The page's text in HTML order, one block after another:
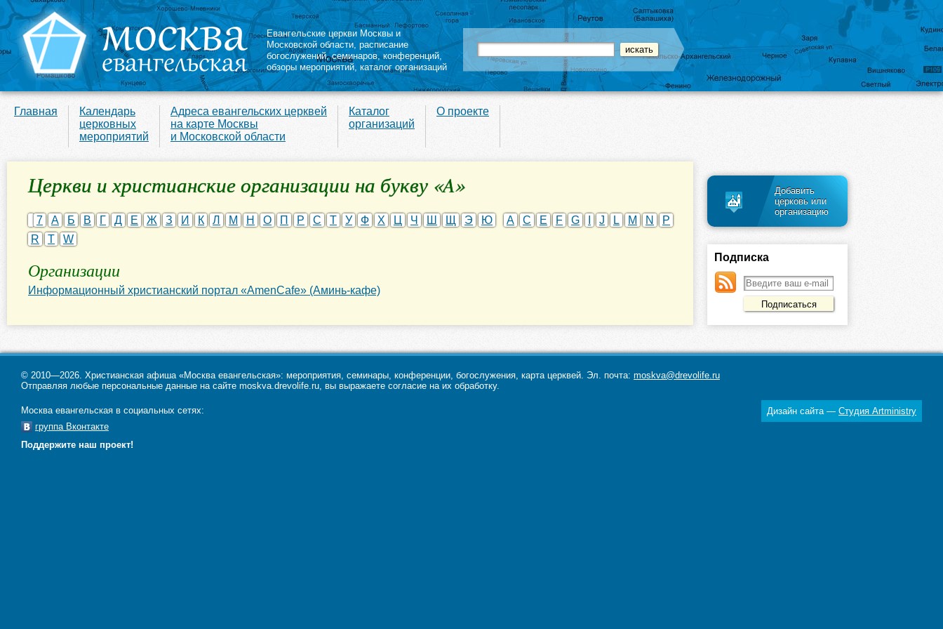
Евангельские церкви Москвы и
Московской области, расписание
богослужений,семинаров,конференций,
обзоры мероприятий, каталог организаций
Главная
Календарь
церковных
мероприятий
Адреса евангельских церквей
на карте Москвы
и Московской области
Каталог
организаций
О проекте
Церкви и христианские организации на букву «A»
7 А Б В Г Д Е Ж З И К Л М Н О П Р С Т У Ф Х Ц Ч Ш Щ Э Ю A C E F G J L M N
P
R
T W
Организации
Информационный христианский портал «AmenCafe» (Аминь-кафе)
Добавить
церковь или
организацию
Подписка
© 2010—2026. Христианская афиша «Москва евангельская»: мероприятия, семинары, конференции, богослужения, карта церквей. Эл. почта: moskva@drevolife.ru
Отправляя любые персональные данные на сайте moskva.drevolife.ru, вы выражаете согласие на их обработку.
Москва евангельская в социальных сетях:
группа Вконтакте
Дизайн сайта — Студия Artministry
Поддержите наш проект!